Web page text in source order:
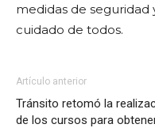
medidas de seguridad
cuidado de todos.
Artículo anterior
Tránsito retomó la
de los cursos para